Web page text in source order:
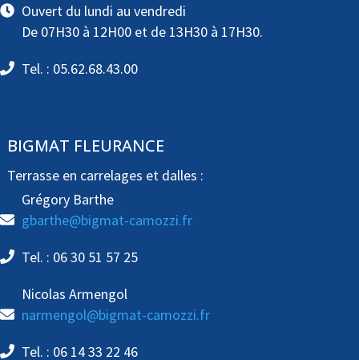
Ouvert du lundi au vendredi
De 07H30 à 12H00 et de 13H30 à 17H30.
Tel. : 05.62.68.43.00
BIGMAT FLEURANCE
Terrasse en carrelages et dalles :
Grégory Barthe
gbarthe@bigmat-camozzi.fr
Tel. : 06 30 51 57 25
Nicolas Armengol
narmengol@bigmat-camozzi.fr
Tel. : 06 14 33 22 46